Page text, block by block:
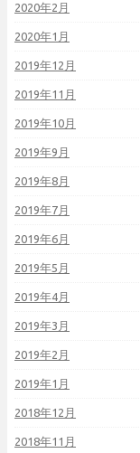
2020年2月
2020年1月
2019年12月
2019年11月
2019年10月
2019年9月
2019年8月
2019年7月
2019年6月
2019年5月
2019年4月
2019年3月
2019年2月
2019年1月
2018年12月
2018年11月